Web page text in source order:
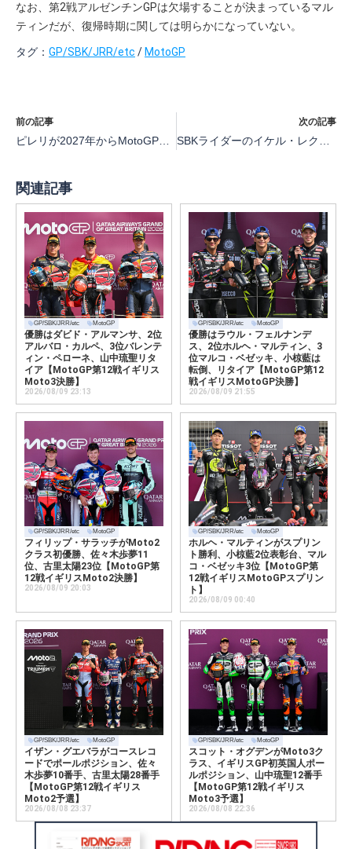
なお、第2戦アルゼンチンGPは欠場することが決まっているマル
ティンだが、復帰時期に関しては明らかになっていない。
タグ： GP/SBK/JRR/etc / MotoGP
前の記事
ピレリが2027年からMotoGPクラスのオフィシャルタイヤサプライヤーに
次の記事
SBKライダーのイケル・レクオナが復帰に向けてリハビリ中
関連記事
GP/SBK/JRR/etc MotoGP
優勝はダビド・アルマンサ、2位
アルバロ・カルペ、3位バレンテ
ィン・ペローネ、山中琉聖リタ
イア【MotoGP第12戦イギリス
Moto3決勝】
2026/08/09 23:13
GP/SBK/JRR/etc MotoGP
優勝はラウル・フェルナンデ
ス、2位ホルヘ・マルティン、3
位マルコ・ベゼッキ、小椋藍は
転倒、リタイア【MotoGP第12
戦イギリスMotoGP決勝】
2026/08/09 21:55
GP/SBK/JRR/etc MotoGP
フィリップ・サラッチがMoto2
クラス初優勝、佐々木歩夢11
位、古里太陽23位【MotoGP第
12戦イギリスMoto2決勝】
2026/08/09 20:03
GP/SBK/JRR/etc MotoGP
ホルヘ・マルティンがスプリン
ト勝利、小椋藍2位表彰台、マル
コ・ベゼッキ3位【MotoGP第
12戦イギリスMotoGPスプリン
ト】
2026/08/09 00:40
GP/SBK/JRR/etc MotoGP
イザン・グエバラがコースレコ
ードでポールポジション、佐々
木歩夢10番手、古里太陽28番手
【MotoGP第12戦イギリス
Moto2予選】
2026/08/08 23:37
GP/SBK/JRR/etc MotoGP
スコット・オグデンがMoto3ク
ラス、イギリスGP初英国人ポー
ルポジション、山中琉聖12番手
【MotoGP第12戦イギリス
Moto3予選】
2026/08/08 22:36